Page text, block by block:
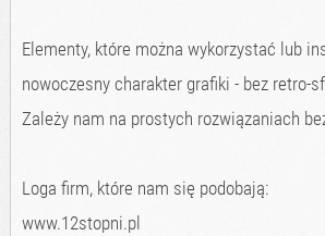
Elementy, które można wykorzystać lub
nowoczesny charakter grafiki - bez retro-
Zależy nam na prostych rozwiązaniach
Loga firm, które nam się podobają:
www.12stopni.pl